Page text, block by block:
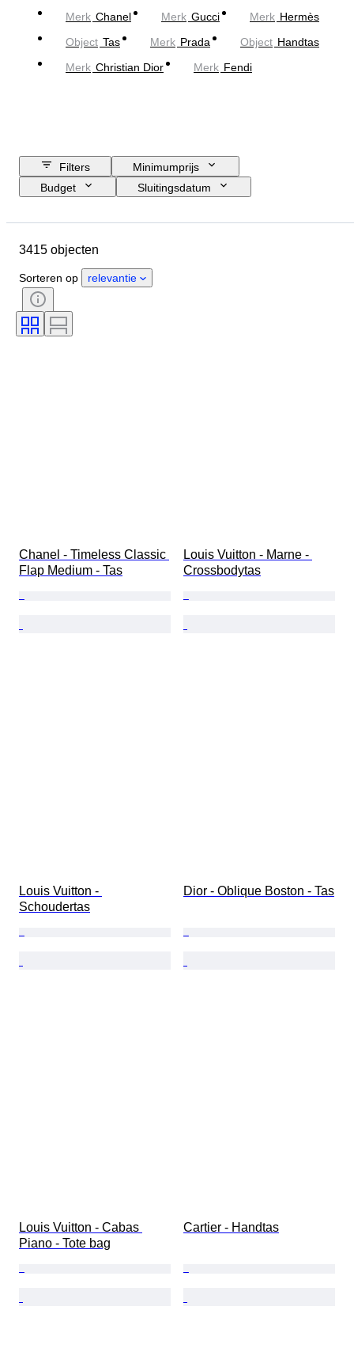
Merk Chanel Merk Gucci Merk Hermès
Object Tas Merk Prada Object Handtas
Merk Christian Dior Merk Fendi
Filters
Minimumprijs
Budget
Sluitingsdatum
Land van herkomst
Geslacht
Conditie
Certificaat
Accessoires inbegrepen
Era
3415 objecten
Sorteren op relevantie
Chanel - Timeless Classic
Flap Medium - Tas
Louis Vuitton - Marne -
Crossbodytas
Louis Vuitton -
Schoudertas
Dior - Oblique Boston - Tas
Louis Vuitton - Cabas
Piano - Tote bag
Cartier - Handtas